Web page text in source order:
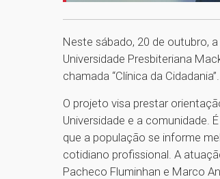
Neste sábado, 20 de outubro,
Universidade Presbiteriana
chamada “Clínica da Cidadania”.
O projeto visa prestar
Universidade e a comunidade.
que a população se informe
cotidiano profissional. A
Pacheco Fluminhan e Marco